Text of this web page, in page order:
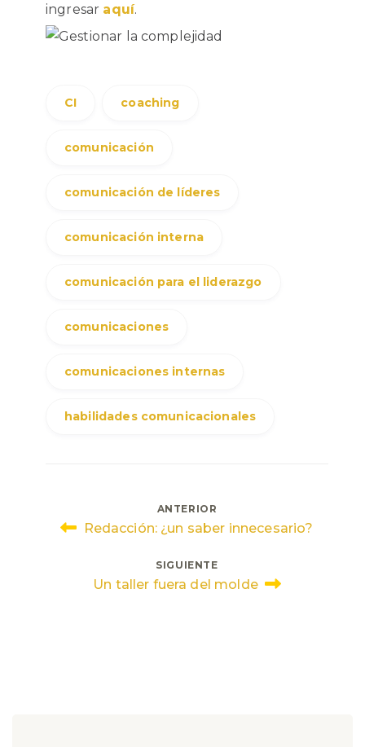
ingresar aquí.
CI coaching
comunicación
comunicación de líderes
comunicación interna
comunicación para el liderazgo
comunicaciones
comunicaciones internas
habilidades comunicacionales
Navegación
entradas
ANTERIOR
Redacción: ¿un saber innecesario?
SIGUIENTE
Un taller fuera del molde